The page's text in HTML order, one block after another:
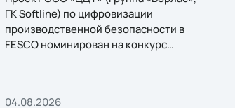
ГК Softline) по цифровизации
производственной безопасности в
FESCO номинирован на конкурс
04.08.2026